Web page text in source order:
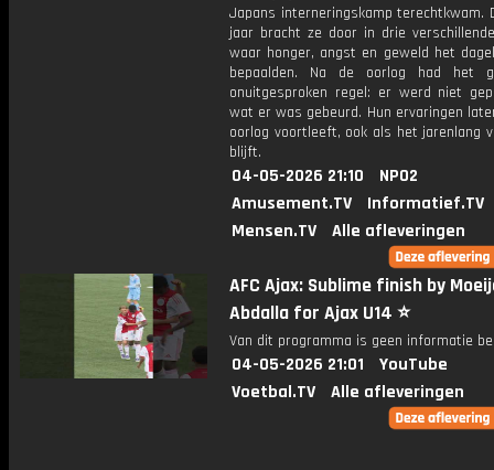
Japans interneringskamp terechtkwam.
jaar bracht ze door in drie
waar honger, angst en geweld het
bepaalden. Na de oorlog had het
onuitgesproken regel: er werd niet
wat er was gebeurd. Hun ervaringen
oorlog voortleeft, ook als het jarenlang
blijft.
04-05-2026 21:10
NPO2
Amusement.TV
Informatief.TV
Mensen.TV
Alle afleveringen
AFC Ajax: Sublime finish by
Abdalla for Ajax U14 ⭐️
Van dit programma is geen informatie
04-05-2026 21:01
YouTube
Voetbal.TV
Alle afleveringen